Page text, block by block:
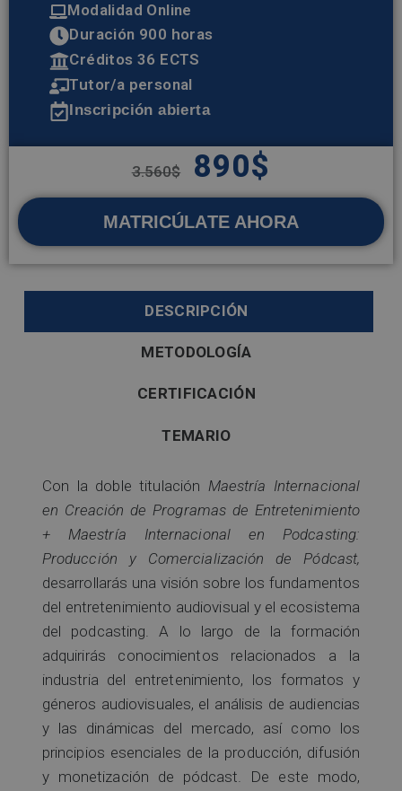
Modalidad Online
Duración 900 horas
Créditos 36 ECTS
Tutor/a personal
Inscripción abierta
3.560$ 890$
MATRICÚLATE AHORA
DESCRIPCIÓN
METODOLOGÍA
CERTIFICACIÓN
TEMARIO
Con la doble titulación Maestría Internacional
en Creación de Programas de Entretenimiento
+ Maestría Internacional en Podcasting:
Producción y Comercialización de Pódcast,
desarrollarás una visión sobre los fundamentos
del entretenimiento audiovisual y el ecosistema
del podcasting. A lo largo de la formación
adquirirás conocimientos relacionados a la
industria del entretenimiento, los formatos y
géneros audiovisuales, el análisis de audiencias
y las dinámicas del mercado, así como los
principios esenciales de la producción, difusión
y monetización de pódcast. De este modo,